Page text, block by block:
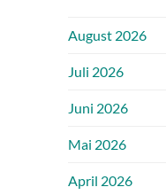
August 2026
Juli 2026
Juni 2026
Mai 2026
April 2026